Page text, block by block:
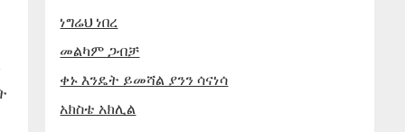
ነግሬህ ነበረ
መልካም ጋብቻ
ቀኑ እንዴት ይመሻል ያንን ሳናነሳ
አክስቴ አክሊል